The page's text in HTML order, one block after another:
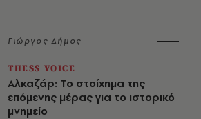
Γιώργος Δήμος
THESS VOICE
Αλκαζάρ: Το στοίχημα της
επόμενης μέρας για το ιστορικό
μνημείο